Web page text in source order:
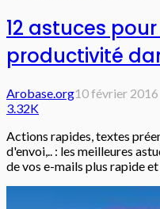
12 astuces
productivité
Arobase.org10 février 2016
3.32K
Actions rapides, textes
d'envoi,.. : les meilleures
de vos e-mails plus rapide